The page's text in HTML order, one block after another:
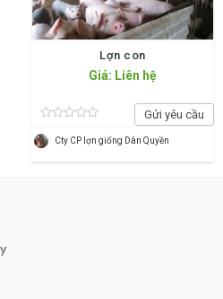
Lợn con
Giá: Liên hệ
Gửi yêu cầu
Cty CP lợn giống Dân Quyền